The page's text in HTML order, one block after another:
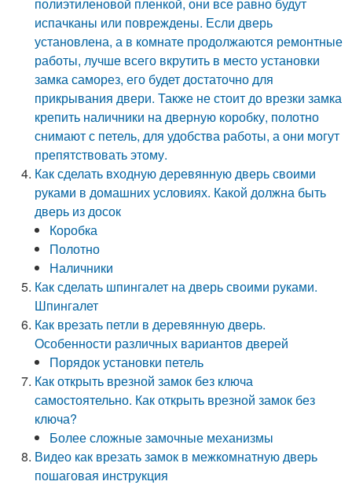
испачканы или повреждены. Если дверь
установлена, а в комнате продолжаются ремонтные
работы, лучше всего вкрутить в место установки
замка саморез, его будет достаточно для
прикрывания двери. Также не стоит до врезки замка
крепить наличники на дверную коробку, полотно
снимают с петель, для удобства работы, а они могут
препятствовать этому.
Как сделать входную деревянную дверь своими
руками в домашних условиях. Какой должна быть
дверь из досок
Коробка
Полотно
Наличники
Как сделать шпингалет на дверь своими руками.
Шпингалет
Как врезать петли в деревянную дверь.
Особенности различных вариантов дверей
Порядок установки петель
Как открыть врезной замок без ключа
самостоятельно. Как открыть врезной замок без
ключа?
Более сложные замочные механизмы
Видео как врезать замок в межкомнатную дверь
пошаговая инструкция